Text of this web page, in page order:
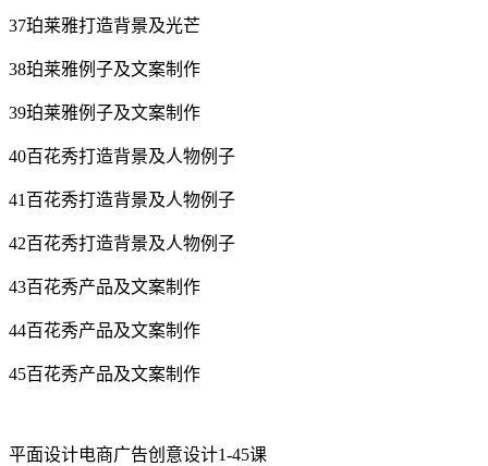
37珀莱雅打造背景及光芒
38珀莱雅例子及文案制作
39珀莱雅例子及文案制作
40百花秀打造背景及人物例子
41百花秀打造背景及人物例子
42百花秀打造背景及人物例子
43百花秀产品及文案制作
44百花秀产品及文案制作
45百花秀产品及文案制作
平面设计电商广告创意设计1-45课